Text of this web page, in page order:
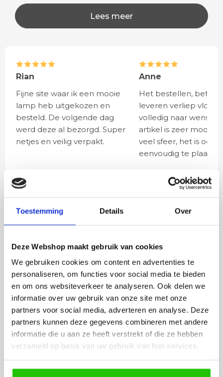
Toestemming Details Over
Deze Webshop maakt gebruik van cookies
We gebruiken cookies om content en advertenties te
personaliseren, om functies voor social media te bieden
en om ons websiteverkeer te analyseren. Ook delen we
informatie over uw gebruik van onze site met onze
partners voor social media, adverteren en analyse. Deze
partners kunnen deze gegevens combineren met andere
informatie die u aan ze heeft verstrekt of die ze hebben
verzameld op basis van uw gebruik van hun services.
Lees meer
Rian
Fijne site waar ik een mooie
lamp heb uitgekozen en
besteld. De volgende dag
werd deze al bezorgd. Super
netjes en veilig verpakt.
Anne
Het bestellen,
leveren verliep vlot en
volledig naar wens.
artikel is zeer mooi
veel sfeer, het is ook
eenvoudig te
BESTEL
LICHTBRONNEN
LED lamp 6 watt GU10